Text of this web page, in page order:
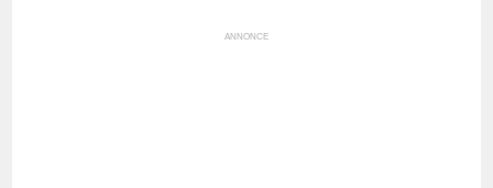
ANNONCE